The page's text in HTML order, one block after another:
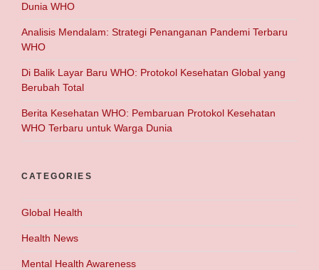
Dunia WHO
Analisis Mendalam: Strategi Penanganan Pandemi Terbaru
WHO
Di Balik Layar Baru WHO: Protokol Kesehatan Global yang
Berubah Total
Berita Kesehatan WHO: Pembaruan Protokol Kesehatan
WHO Terbaru untuk Warga Dunia
CATEGORIES
Global Health
Health News
Mental Health Awareness